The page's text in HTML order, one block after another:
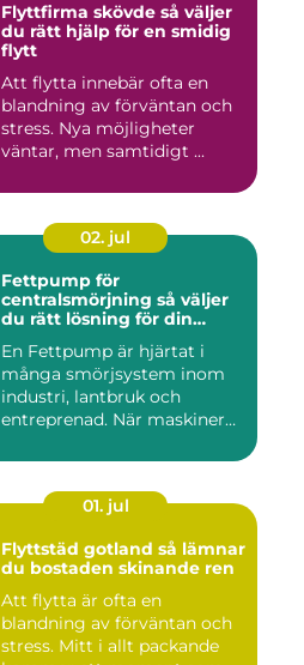
Flyttfirma skövde så väljer
du rätt hjälp för en smidig
flytt
Att flytta innebär ofta en
blandning av förväntan och
stress. Nya möjligheter
väntar, men samtidigt ...
02. jul
Fettpump för
centralsmörjning så väljer
du rätt lösning för din
En Fettpump är hjärtat i
många smörjsystem inom
industri, lantbruk och
entreprenad. När maskiner
01. jul
Flyttstäd gotland så lämnar
du bostaden skinande ren
Att flytta är ofta en
blandning av förväntan och
stress. Mitt i allt packande